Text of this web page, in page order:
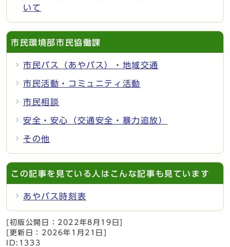
いて
市民環境部市民協働課
市民バス（あやバス）・地域交通
市民活動・コミュニティ活動
市民相談
安全・安心（交通安全・暴力追放）
その他
この記事を見ている人はこんな記事も見ています
あやバス時刻表
[初版公開日： 2022年8月19日
[更新日： 2026年1月21日
ID:1333